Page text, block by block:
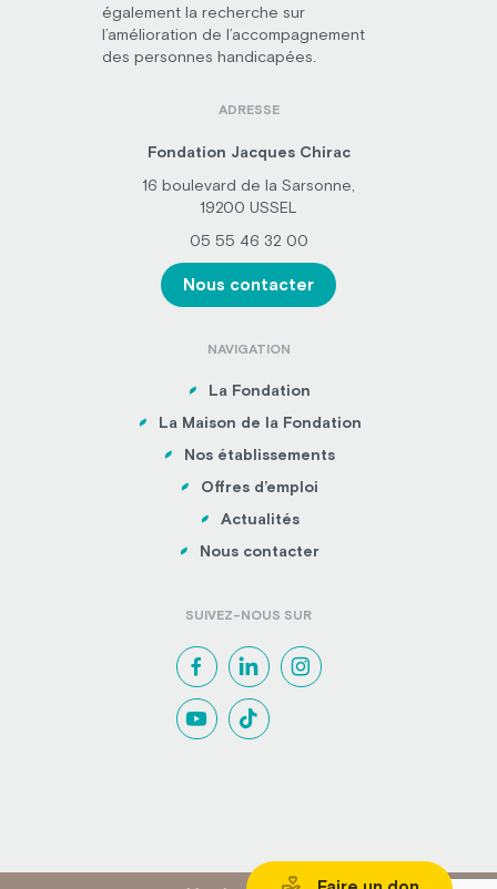
également la recherche sur
l’amélioration de l’accompagnement
des personnes handicapées.
ADRESSE
Fondation Jacques Chirac
16 boulevard de la Sarsonne,
19200 USSEL
05 55 46 32 00
Nous contacter
NAVIGATION
La Fondation
La Maison de la Fondation
Nos établissements
Offres d’emploi
Actualités
Nous contacter
SUIVEZ-NOUS SUR